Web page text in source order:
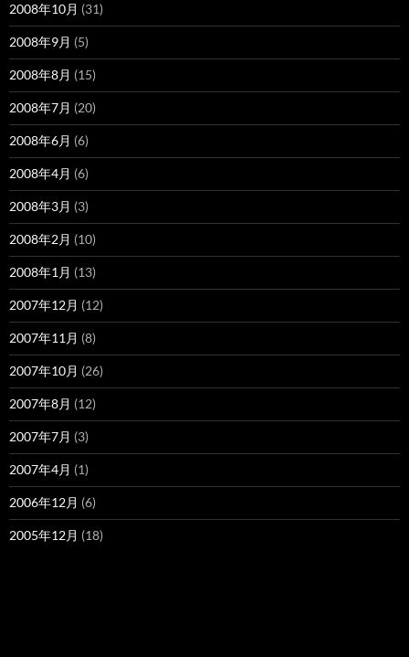
2008年10月 (31)
2008年9月 (5)
2008年8月 (15)
2008年7月 (20)
2008年6月 (6)
2008年4月 (6)
2008年3月 (3)
2008年2月 (10)
2008年1月 (13)
2007年12月 (12)
2007年11月 (8)
2007年10月 (26)
2007年8月 (12)
2007年7月 (3)
2007年4月 (1)
2006年12月 (6)
2005年12月 (18)